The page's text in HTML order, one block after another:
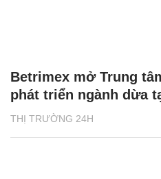
THỊ TRƯỜNG 24H
Betrimex mở Trung
phát triển ngành dừa